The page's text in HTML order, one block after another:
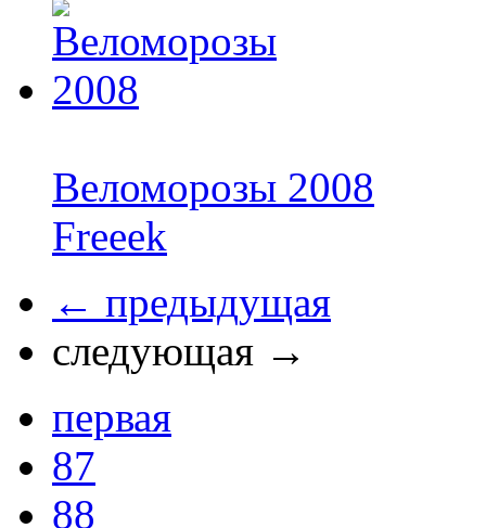
Веломорозы 2008
Freeek
← предыдущая
следующая →
первая
87
88